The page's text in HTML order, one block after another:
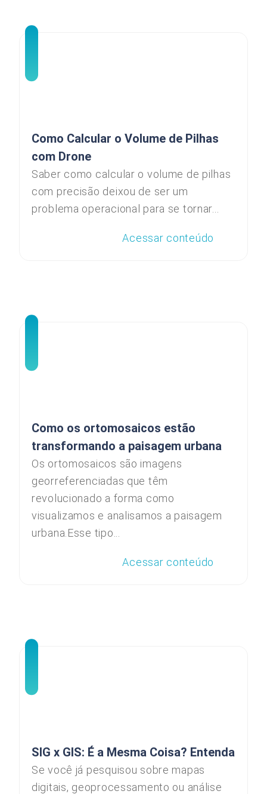
Como Calcular o Volume de Pilhas
com Drone
Saber como calcular o volume de pilhas
com precisão deixou de ser um
problema operacional para se tornar...
Acessar conteúdo
Como os ortomosaicos estão
transformando a paisagem urbana
Os ortomosaicos são imagens
georreferenciadas que têm
revolucionado a forma como
visualizamos e analisamos a paisagem
urbana.Esse tipo...
Acessar conteúdo
SIG x GIS: É a Mesma Coisa? Entenda
Se você já pesquisou sobre mapas
digitais, geoprocessamento ou análise